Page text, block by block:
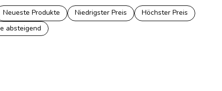
Neueste Produkte Niedrigster Preis
Höchster Preis
absteigend